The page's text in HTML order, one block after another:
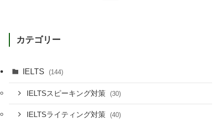
カテゴリー
IELTS (144)
IELTSスピーキング対策 (30)
IELTSライティング対策 (40)